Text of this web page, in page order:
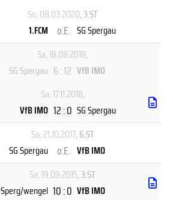
So, 08.03.2020, 3.ST
1.FCM
o.E. SG Spergau
Sa, 18.08.2018,
SG Spergau 6 : 12 VfB IMO
Sa, 17.11.2018,
VfB IMO 12 : 0 SG Spergau
Sa, 21.10.2017, 6.ST
SG Spergau
o.E. VfB IMO
Sa, 19.09.2015, 3.ST
Sperg/wengel 10 : 0 VfB IMO